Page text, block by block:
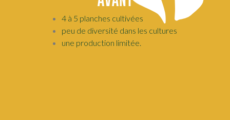
4 à 5 planches cultivées
peu de diversité dans les cultures
une production limitée.